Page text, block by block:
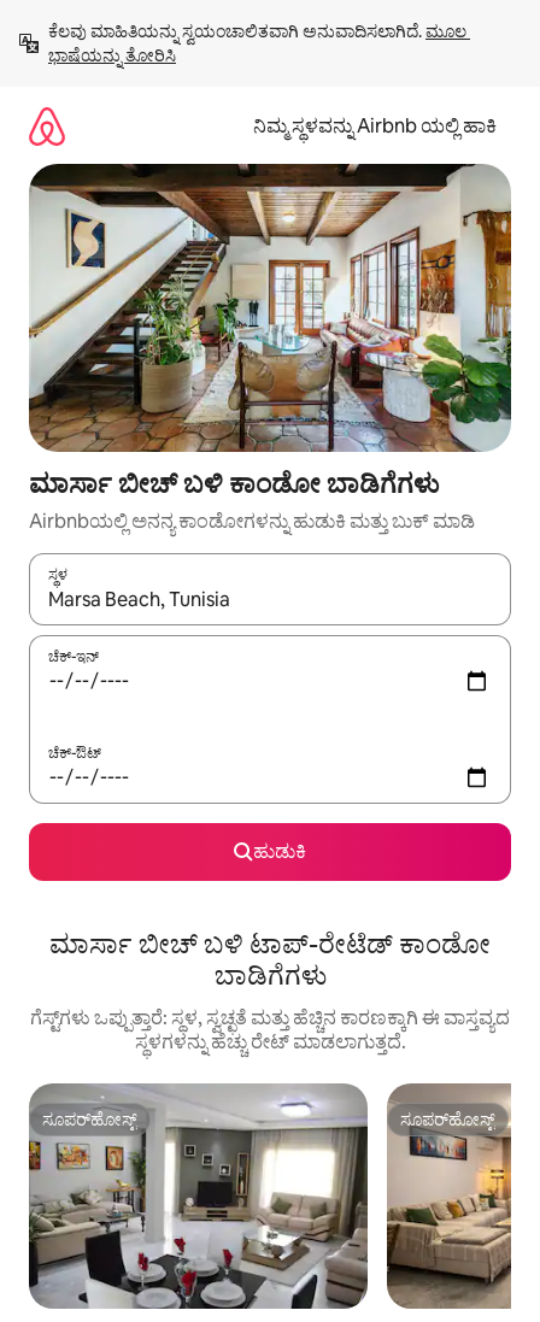
ಹೋಗಿ
ಕೆಲವು ಮಾಹಿತಿಯನ್ನು ಸ್ವಯಂಚಾಲಿತವಾಗಿ ಅನುವಾದಿಸಲಾಗಿದೆ. ಮೂಲ
ಭಾಷೆಯನ್ನು ತೋರಿಸಿ
ನಿಮ್ಮ ಸ್ಥಳವನ್ನು Airbnb ಯಲ್ಲಿ ಹಾಕಿ
ಮಾರ್ಸಾ ಬೀಚ್ ಬಳಿ ಕಾಂಡೋ ಬಾಡಿಗೆಗಳು
Airbnbಯಲ್ಲಿ ಅನನ್ಯ ಕಾಂಡೋಗಳನ್ನು ಹುಡುಕಿ ಮತ್ತು ಬುಕ್ ಮಾಡಿ
ಸ್ಥಳ
ಫಲಿತಾಂಶಗಳು ಲಭ್ಯವಿರುವಾಗ, ಅಪ್ ಮತ್ತು ಡೌನ್ ಬಾಣದ ಕೀಲಿಗಳೊಂದಿಗೆ
ಚೆಕ್-ಇನ್
ಚೆಕ್-ಔಟ್
ಹುಡುಕಿ
ಮಾರ್ಸಾ ಬೀಚ್ ಬಳಿ ಟಾಪ್-ರೇಟೆಡ್ ಕಾಂಡೋ
ಬಾಡಿಗೆಗಳು
ಗೆಸ್ಟ್‌ಗಳು ಒಪ್ಪುತ್ತಾರೆ: ಸ್ಥಳ, ಸ್ವಚ್ಛತೆ ಮತ್ತು ಹೆಚ್ಚಿನ ಕಾರಣಕ್ಕಾಗಿ ಈ ವಾಸ್ತವ್ಯದ
ಸ್ಥಳಗಳನ್ನು ಹೆಚ್ಚು ರೇಟ್ ಮಾಡಲಾಗುತ್ತದೆ.
ಸೂಪರ್‌ಹೋಸ್ಟ್
ಸೂಪರ್‌ಹೋಸ್ಟ್ ಸೂಪರ್‌ಹೋಸ್ಟ್
ಸೂಪರ್‌ಹೋಸ್ಟ್